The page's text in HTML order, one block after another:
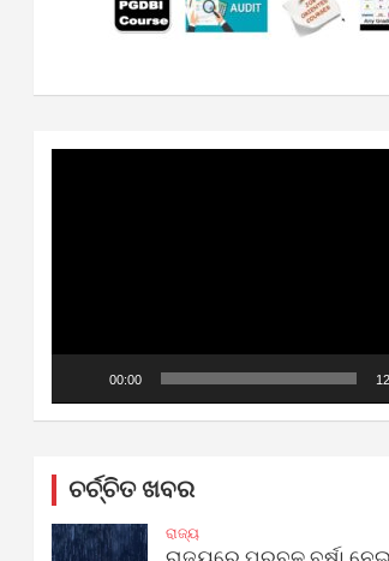
00:00
ଚର୍ଚ୍ଚିତ ଖବର
ରାଜ୍ୟ